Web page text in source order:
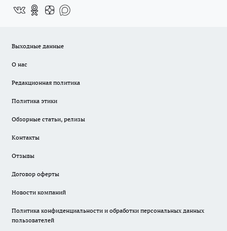
Выходные данные
О нас
Редакционная политика
Политика этики
Обзорные статьи, релизы
Контакты
Отзывы
Договор оферты
Новости компаний
Политика конфиденциальности и обработки персональных данных
пользователей